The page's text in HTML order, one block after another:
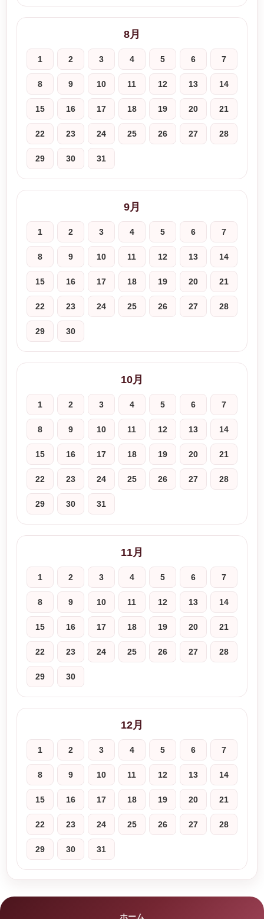
8月
1 2 3 4 5 6 7
8 9 10 11 12 13 14
15 16 17 18 19 20 21
22 23 24 25 26 27 28
29 30 31
9月
1 2 3 4 5 6 7
8 9 10 11 12 13 14
15 16 17 18 19 20 21
22 23 24 25 26 27 28
29 30
10月
1 2 3 4 5 6 7
8 9 10 11 12 13 14
15 16 17 18 19 20 21
22 23 24 25 26 27 28
29 30 31
11月
1 2 3 4 5 6 7
8 9 10 11 12 13 14
15 16 17 18 19 20 21
22 23 24 25 26 27 28
29 30
12月
1 2 3 4 5 6 7
8 9 10 11 12 13 14
15 16 17 18 19 20 21
22 23 24 25 26 27 28
29 30 31
ホーム